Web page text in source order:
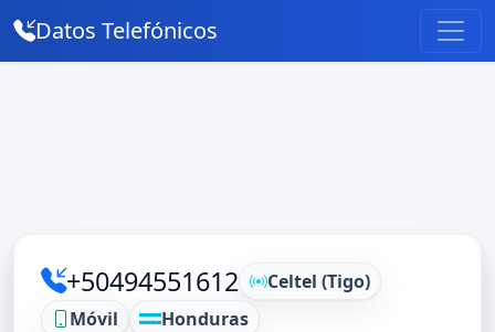
Datos Telefónicos
+50494551612
Celtel (Tigo)
Móvil
Honduras